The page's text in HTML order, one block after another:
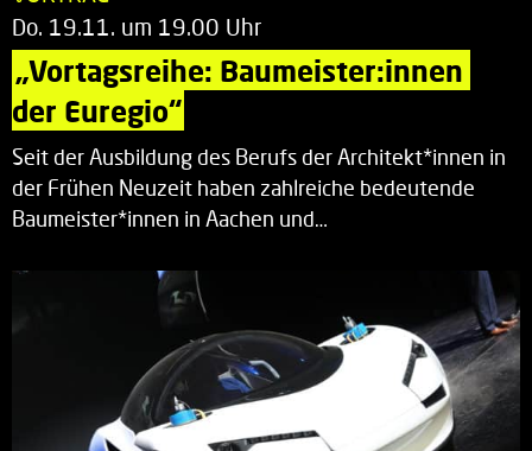
Do. 19.11. um 19.00 Uhr
„Vortagsreihe: Baumeister:innen
der Euregio“
Seit der Ausbildung des Berufs der Architekt*innen in
der Frühen Neuzeit haben zahlreiche bedeutende
Baumeister*innen in Aachen und…